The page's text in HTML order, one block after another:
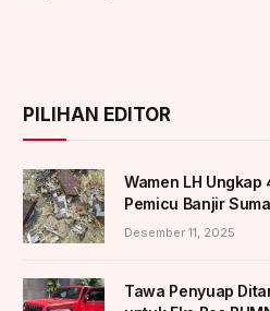
PILIHAN EDITOR
Wamen LH
Pemicu Banjir
Desember 11, 2025
Tawa Penyuap